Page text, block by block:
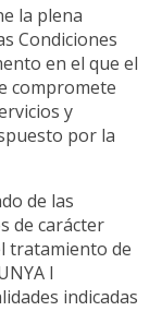
la plena
Condiciones
en el que el
compromete
y
por la
de las
de carácter
tratamiento de
I
indicadas